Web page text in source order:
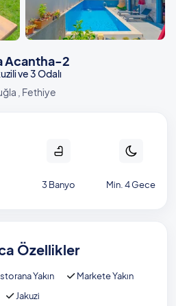
Acantha-2
ve 3 Odalı
, Fethiye
3 Banyo Min. 4 Gece
Özellikler
Yakın
Markete Yakın
Jakuzi